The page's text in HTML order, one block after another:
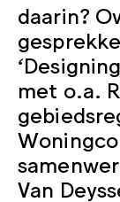
daarin?
met o.a.
Van